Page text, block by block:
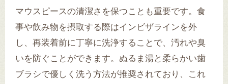
マウスピースの清潔さを保つことも重要です。食
事や飲み物を摂取する際はインビザラインを外
し、再装着前に丁寧に洗浄することで、汚れや臭
いを防ぐことができます。ぬるま湯と柔らかい歯
ブラシで優しく洗う方法が推奨されており、これ